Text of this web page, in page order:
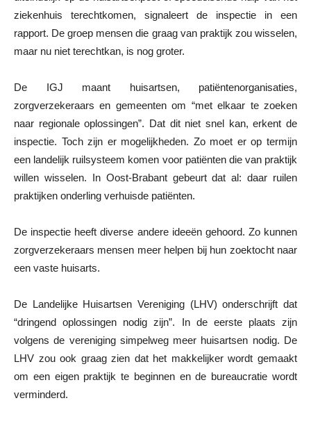
ziekenhuis terechtkomen, signaleert de inspectie in een
rapport. De groep mensen die graag van praktijk zou wisselen,
maar nu niet terechtkan, is nog groter.
De IGJ maant huisartsen, patiëntenorganisaties,
zorgverzekeraars en gemeenten om “met elkaar te zoeken
naar regionale oplossingen”. Dat dit niet snel kan, erkent de
inspectie. Toch zijn er mogelijkheden. Zo moet er op termijn
een landelijk ruilsysteem komen voor patiënten die van praktijk
willen wisselen. In Oost-Brabant gebeurt dat al: daar ruilen
praktijken onderling verhuisde patiënten.
De inspectie heeft diverse andere ideeën gehoord. Zo kunnen
zorgverzekeraars mensen meer helpen bij hun zoektocht naar
een vaste huisarts.
De Landelijke Huisartsen Vereniging (LHV) onderschrijft dat
“dringend oplossingen nodig zijn”. In de eerste plaats zijn
volgens de vereniging simpelweg meer huisartsen nodig. De
LHV zou ook graag zien dat het makkelijker wordt gemaakt
om een eigen praktijk te beginnen en de bureaucratie wordt
verminderd.